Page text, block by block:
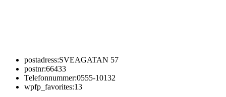
postadress:SVEAGATAN 57
postnr:66433
Telefonnummer:0555-10132
wpfp_favorites:13